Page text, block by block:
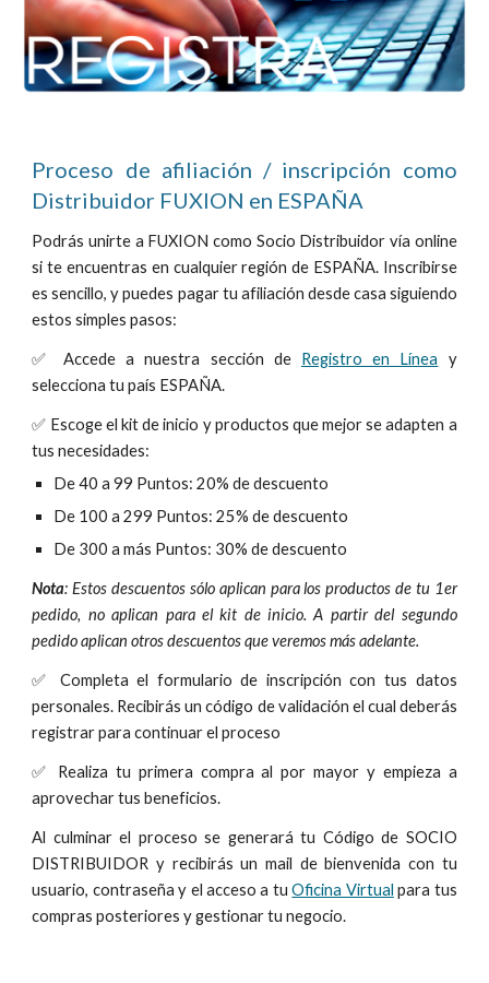
Proceso de afiliación / inscripción como
Distribuidor FUXION en ESPAÑA
Podrás unirte a FUXION como Socio Distribuidor vía online
si te encuentras en cualquier región de ESPAÑA. Inscribirse
es sencillo, y puedes pagar tu afiliación desde casa siguiendo
estos simples pasos:
✅ Accede a nuestra sección de Registro en Línea y
selecciona tu país ESPAÑA.
✅ Escogeel kit de inicio y productos que mejor se adapten a
tus necesidades:
De 40 a 99 Puntos: 20% de descuento
De 100 a 299 Puntos: 25% de descuento
De 300 a más Puntos: 30% de descuento
Nota: Estos descuentos sólo aplican para los productos de tu 1er
pedido, no aplican para el kit de inicio. A partir del segundo
pedido aplican otros descuentos que veremos más adelante.
✅ Completa el formulario de inscripción con tus datos
personales. Recibirás un código de validación el cual deberás
registrar para continuar el proceso
✅ Realiza tu primera compra al por mayor y empieza a
aprovechar tus beneficios.
Al culminar el proceso se generará tu Código de SOCIO
DISTRIBUIDOR y recibirás un mail de bienvenida con tu
usuario, contraseña y el acceso a tuOficina Virtual para tus
compras posteriores y gestionar tu negocio.